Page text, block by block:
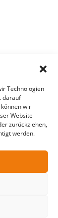
Technologien
darauf
wir
Website
zurückziehen,
werden.